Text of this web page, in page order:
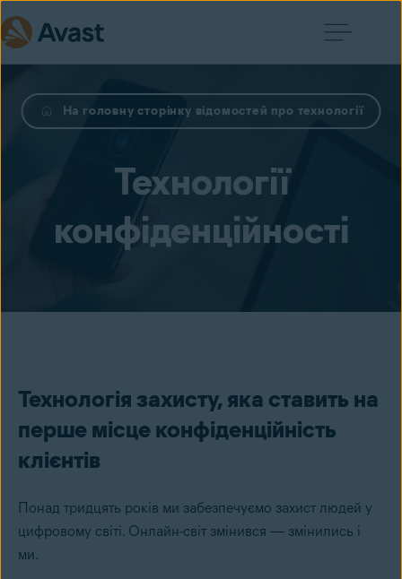
На головну сторінку відомостей про технології
Технології
конфіденційності
Технологія захисту, яка ставить на
перше місце конфіденційність
клієнтів
Понад тридцять років ми забезпечуємо захист людей у
цифровому світі. Онлайн-світ змінився — змінились і
ми.